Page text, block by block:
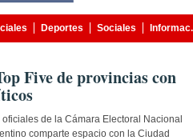
Deportes Sociales
Five de provincias con
de la Cámara Electoral Nacional
comparte espacio con la Ciudad